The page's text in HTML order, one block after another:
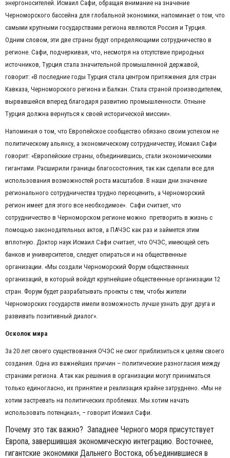
энергоносителей. Исмаил Сафи, обращая внимание на значение
Черноморского бассейна для глобальной экономики, напоминает о том, что
самыми крупными государствами региона являются Россия и Турция.
Одним словом, эти две страны будут определяющими сотрудничество в
регионе. Сафи, подчеркивая, что, несмотря на отсутствие природных
источников, Турция стала значительной промышленной державой,
говорит: «В последние годы Турция стала центром притяжения для стран
Кавказа, Черноморского региона и Балкан. Стала страной производителем,
вырвавшейся вперед благодаря развитию промышленности. Отныне
Турция должна вернуться к своей исторической миссии».
Напоминая о том, что Европейское сообщество обязано своим успехом не
политическому альянсу, а экономическому сотрудничеству, Исмаил Сафи
говорит: «Европейские страны, объединившись, стали экономическими
гигантами. Расширили границы благосостояния, так как сделали все для
использования возможностей роста масштабов. В наши дни значение
регионального сотрудничества трудно переоценить, а Черноморский
регион имеет для этого все необходимое». Сафи считает, что
сотрудничество в Черноморском регионе можно претворить в жизнь с
помощью законодательных актов, а ПАЧЭС как раз и займется этим
вплотную. Доктор наук Исмаил Сафи считает, что ОЧЭС, имеющей сеть
банков и университетов, следует опираться и на общественные
организации. «Мы создали Черноморский Форум общественных
организаций, в который войдут крупнейшие общественные организации 12
стран. Форум будет разрабатывать проекты с тем, чтобы жители
Черноморских государств имели возможность лучше узнать друг друга и
развивать позитивный диалог».
Осколок мира
За 20 лет своего существования ОЧЭС не смог приблизиться к целям своего
создания. Одна из важнейших причин – политические разногласия между
странами региона. А так как решения в организации могут приниматься
только единогласно, их принятие и реализация крайне затруднено. «Мы не
хотим застревать на политических проблемах. Мы хотим начать
использовать потенциал», – говорит Исмаил Сафи.
Почему это так важно? Западнее Черного моря присутствует
Европа, завершившая экономическую интеграцию. Восточнее,
гигантские экономики Дальнего Востока, объединившиеся в